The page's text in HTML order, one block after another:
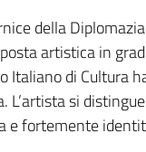
della
artistica in
Italiano di Cultura
L’artista si
e fortemente